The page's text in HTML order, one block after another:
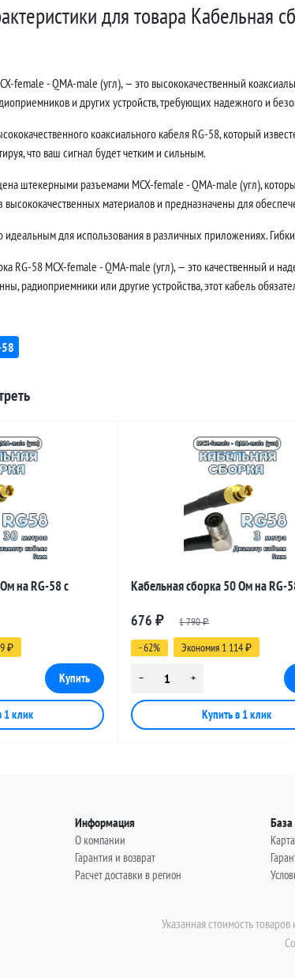
для товара Кабельная
female - QMA-male (угл), — это высококачественный
и других устройств, требующих надежного и
коаксиального кабеля RG-58, который
что ваш сигнал будет четким и сильным.
штекерными разъемами MCX-female - QMA-male (угл),
материалов и предназначены для
для использования в различных приложениях.
RG-58 MCX-female - QMA-male (угл), — это качественный и
радиоприемники или другие устройства, этот кабель
58
на RG-58 с
₽
Кабельная сборка 50 Ом на RG-
(угловой), 3 метра
676₽ 1 790₽
- 62% Экономия 1 114₽
Информация
О компании
Гарантия и возврат
Расчет доставки в регион
Указанная стоимость